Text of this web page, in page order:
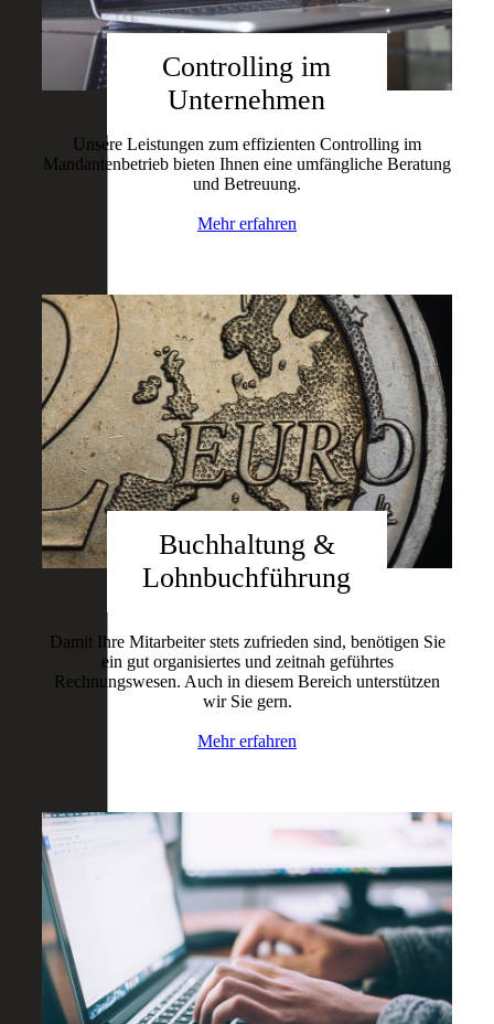
Controlling im
Unternehmen
Unsere Leistungen zum effizienten Controlling im
Mandantenbetrieb bieten Ihnen eine umfängliche Beratung
und Betreuung.
Mehr erfahren
Buchhaltung &
Lohnbuchführung
Damit Ihre Mitarbeiter stets zufrieden sind, benötigen Sie
ein gut organisiertes und zeitnah geführtes
Rechnungswesen. Auch in diesem Bereich unterstützen
wir Sie gern.
Mehr erfahren